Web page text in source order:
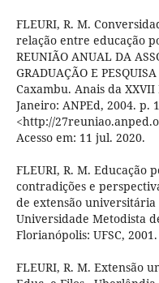
FLEURI, R. M.
relação entre educação
REUNIÃO ANUAL DA
GRADUAÇÃO E
Caxambu. Anais da
Janeiro: ANPEd, 2004. p.
<http://
Acesso em: 11 jul. 2020.
FLEURI, R. M. Educação
contradições e
de extensão
Universidade Metodista
Florianópolis: UFSC, 2001.
FLEURI, R. M. Extensão